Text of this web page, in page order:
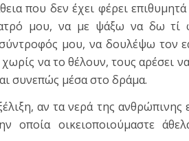
που δεν έχει φέρει
μου, να με ψάξω να δω τί
μου, να δουλέψω τον
να το θέλουν, τους αρέσει
συνεπώς μέσα στο δράμα.
αν τα νερά της ανθρώπινης
οποία οικειοποιούμαστε